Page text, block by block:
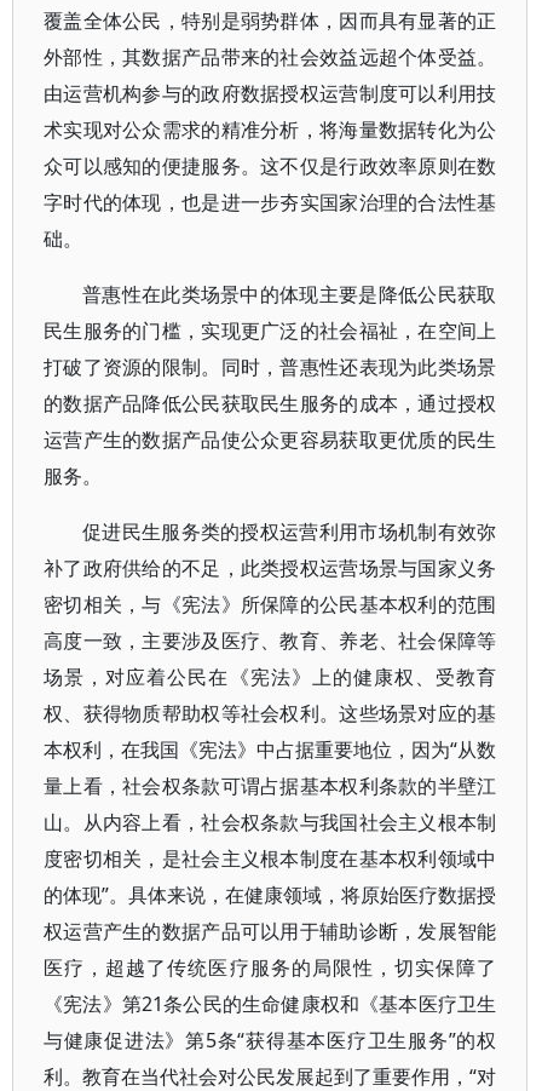
覆盖全体公民，特别是弱势群体，因而具有显著的正
外部性，其数据产品带来的社会效益远超个体受益。
由运营机构参与的政府数据授权运营制度可以利用技
术实现对公众需求的精准分析，将海量数据转化为公
众可以感知的便捷服务。这不仅是行政效率原则在数
字时代的体现，也是进一步夯实国家治理的合法性基
础。
普惠性在此类场景中的体现主要是降低公民获取
民生服务的门槛，实现更广泛的社会福祉，在空间上
打破了资源的限制。同时，普惠性还表现为此类场景
的数据产品降低公民获取民生服务的成本，通过授权
运营产生的数据产品使公众更容易获取更优质的民生
服务。
促进民生服务类的授权运营利用市场机制有效弥
补了政府供给的不足，此类授权运营场景与国家义务
密切相关，与《宪法》所保障的公民基本权利的范围
高度一致，主要涉及医疗、教育、养老、社会保障等
场景，对应着公民在《宪法》上的健康权、受教育
权、获得物质帮助权等社会权利。这些场景对应的基
本权利，在我国《宪法》中占据重要地位，因为“从数
量上看，社会权条款可谓占据基本权利条款的半壁江
山。从内容上看，社会权条款与我国社会主义根本制
度密切相关，是社会主义根本制度在基本权利领域中
的体现”。具体来说，在健康领域，将原始医疗数据授
权运营产生的数据产品可以用于辅助诊断，发展智能
医疗，超越了传统医疗服务的局限性，切实保障了
《宪法》第21条公民的生命健康权和《基本医疗卫生
与健康促进法》第5条“获得基本医疗卫生服务”的权
利。教育在当代社会对公民发展起到了重要作用，“对